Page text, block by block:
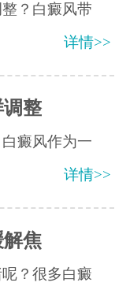
？白癜风带
详情>>
整
癜风作为一
详情>>
焦
？很多白癜